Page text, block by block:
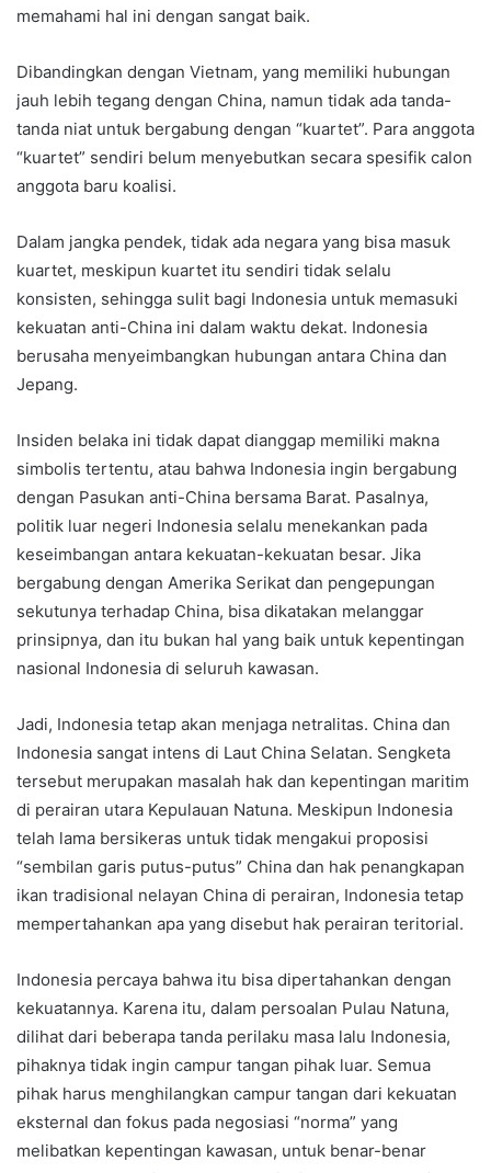
memahami hal ini dengan sangat baik.
Dibandingkan dengan Vietnam, yang memiliki hubungan
jauh lebih tegang dengan China, namun tidak ada tanda-
tanda niat untuk bergabung dengan “kuartet”. Para anggota
“kuartet” sendiri belum menyebutkan secara spesifik calon
anggota baru koalisi.
Dalam jangka pendek, tidak ada negara yang bisa masuk
kuartet, meskipun kuartet itu sendiri tidak selalu
konsisten, sehingga sulit bagi Indonesia untuk memasuki
kekuatan anti-China ini dalam waktu dekat. Indonesia
berusaha menyeimbangkan hubungan antara China dan
Jepang.
Insiden belaka ini tidak dapat dianggap memiliki makna
simbolis tertentu, atau bahwa Indonesia ingin bergabung
dengan Pasukan anti-China bersama Barat. Pasalnya,
politik luar negeri Indonesia selalu menekankan pada
keseimbangan antara kekuatan-kekuatan besar. Jika
bergabung dengan Amerika Serikat dan pengepungan
sekutunya terhadap China, bisa dikatakan melanggar
prinsipnya, dan itu bukan hal yang baik untuk kepentingan
nasional Indonesia di seluruh kawasan.
Jadi, Indonesia tetap akan menjaga netralitas. China dan
Indonesia sangat intens di Laut China Selatan. Sengketa
tersebut merupakan masalah hak dan kepentingan maritim
di perairan utara Kepulauan Natuna. Meskipun Indonesia
telah lama bersikeras untuk tidak mengakui proposisi
“sembilan garis putus-putus” China dan hak penangkapan
ikan tradisional nelayan China di perairan, Indonesia tetap
mempertahankan apa yang disebut hak perairan teritorial.
Indonesia percaya bahwa itu bisa dipertahankan dengan
kekuatannya. Karena itu, dalam persoalan Pulau Natuna,
dilihat dari beberapa tanda perilaku masa lalu Indonesia,
pihaknya tidak ingin campur tangan pihak luar. Semua
pihak harus menghilangkan campur tangan dari kekuatan
eksternal dan fokus pada negosiasi “norma” yang
melibatkan kepentingan kawasan, untuk benar-benar